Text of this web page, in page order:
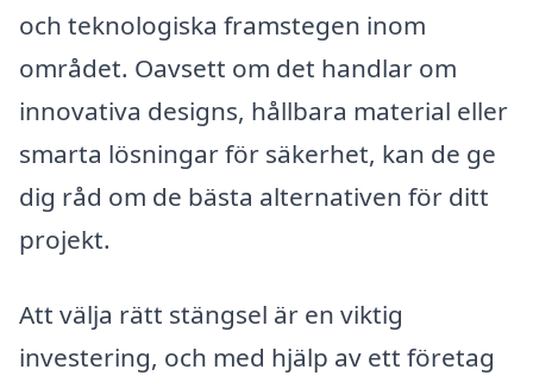
och teknologiska framstegen inom
området. Oavsett om det handlar om
innovativa designs, hållbara material eller
smarta lösningar för säkerhet, kan de ge
dig råd om de bästa alternativen för ditt
projekt.
Att välja rätt stängsel är en viktig
investering, och med hjälp av ett företag